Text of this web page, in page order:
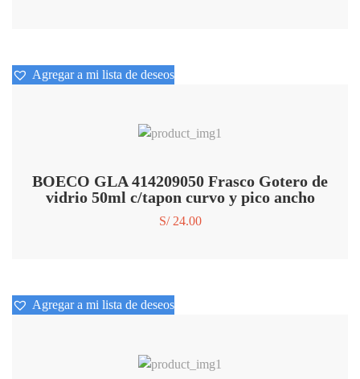
Agregar a mi lista de deseos
BOECO GLA 414209050 Frasco Gotero de
vidrio 50ml c/tapon curvo y pico ancho
S/24.00
Agregar a mi lista de deseos